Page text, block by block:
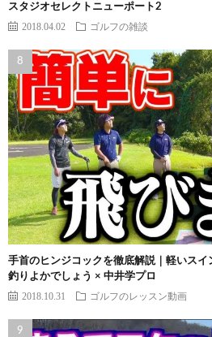
スタジオセレクトニューポート2
2018.04.02 ゴルフの雑談
手首のヒンジコックを徹底解説｜軽いスイ
釣りよかでしょう × 中井学プロ
2018.10.31 ゴルフのレッスン動画